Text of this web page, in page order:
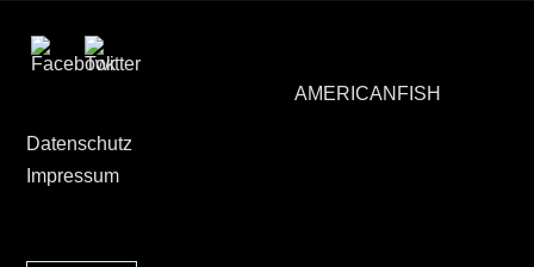
AMERICANFISH
Datenschutz
Impressum